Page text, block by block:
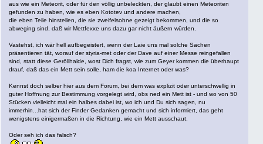
aus wie ein Meteorit, oder für den völlig unbeleckten, der glaubt einen Meteoriten
gefunden zu haben, wie es eben Kototev und andere machen,
die eben Teile hinstellen, die sie zweifelsohne gezeigt bekommen, und die so
abweging sind, daß wir Mettfexxe uns dazu gar nicht äußern würden.
Vastehst, ich wär hell aufbegeistert, wenn der Laie uns mal solche Sachen
präsentieren tät, worauf der styria-met oder der Dave auf einer Messe reingefallen
sind, statt diese Geröllhalde, wost Dich fragst, wie zum Geyer kommen die überhaupt
drauf, daß das ein Mett sein solle, ham die koa Internet oder was?
Kennst doch selber hier aus dem Forum, bei dem was explizit oder unterschwellig in
guter Hoffnung zur Bestimmung vorgelegt wird, obs ned ein Mett ist - und wo von 50
Stücken vielleicht mal ein halbes dabei ist, wo ich und Du sich sagen, nu
immerhin...hat sich der Finder Gedanken gemacht und sich informiert, das geht
wenigstens einigermaßen in die Richtung, wie ein Mett ausschaut.
Oder seh ich das falsch?